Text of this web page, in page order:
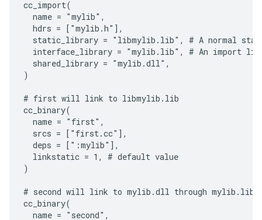
cc_import(
  name = "mylib",
  hdrs = ["mylib.h"],
static_library = "libmylib.lib", # A normal
interface_library = "mylib.lib", # An import
  shared_library = "mylib.dll",
)
# first will link to libmylib.lib
cc_binary(
  name = "first",
  srcs = ["first.cc"],
  deps = [":mylib"],
  linkstatic = 1, # default value
)
# second will link to mylib.dll through mylib.lib
cc_binary(
  name = "second",